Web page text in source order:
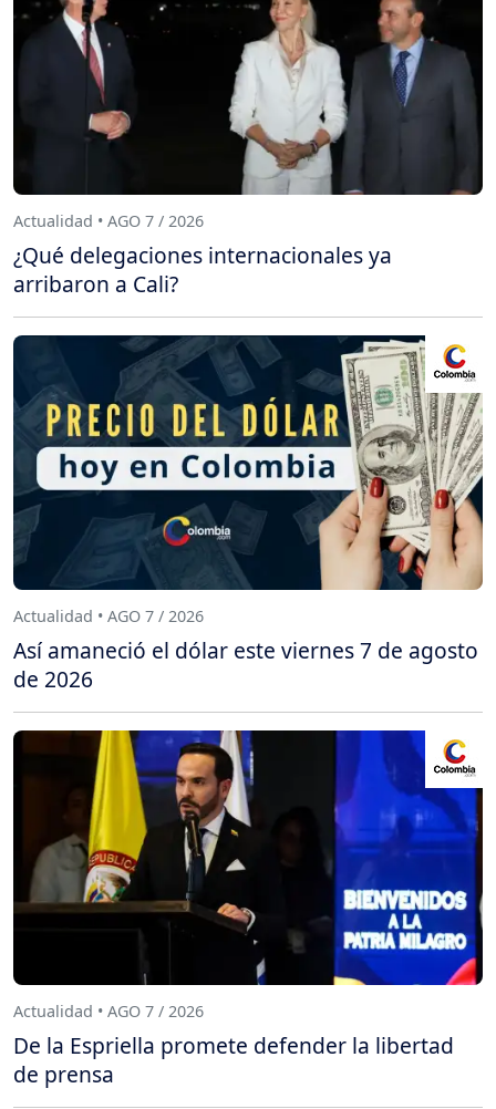
Actualidad • AGO 7 / 2026
¿Qué delegaciones internacionales ya
arribaron a Cali?
Actualidad • AGO 7 / 2026
Así amaneció el dólar este viernes 7 de agosto
de 2026
Actualidad • AGO 7 / 2026
De la Espriella promete defender la libertad
de prensa